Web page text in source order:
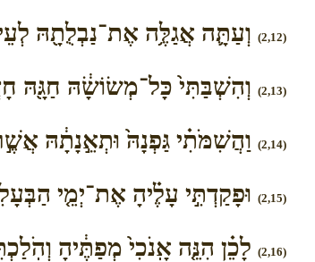
(2,12) וְעַתָּ֛ה אֲגַלֶּ֥ה אֶת־נַבְלֻתָ֖הּ
(2,13) וְהִשְׁבַּתִּי֙ כָּל־מְשׂוֹשָׂ֔הּ חַגָּ֖הּ
(2,14) וַהֲשִׁמֹּתִ֗י גַּפְנָהּ֙ וּתְאֵ֣נָתָ֔הּ
(2,15) וּפָקַדְתִּ֣י עָלֶ֗יהָ אֶת־יְמֵ֤י
(2,16) לָכֵ֗ן הִנֵּ֤ה אָֽנֹכִי֙ מְפַתֶּ֔יהָ